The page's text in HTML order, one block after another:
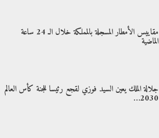
مقاييس الأمطار المسجلة بالمملكة خلال الـ 24 ساعة
الماضية
جلالة الملك يعين السيد فوزي لقجع رئيسا للجنة كأس العالم
2030…